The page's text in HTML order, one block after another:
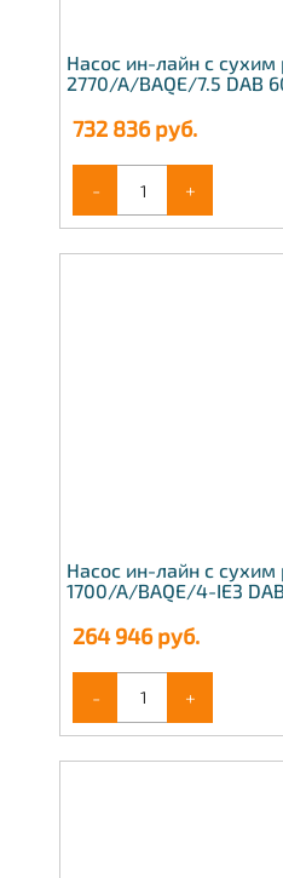
Насос ин-лайн с сухим
2770/A/BAQE/7.5 DAB
732 836руб.
- +
Насос ин-лайн с
1700/A/BAQE/4-IE3 DAB
264 946руб.
- +